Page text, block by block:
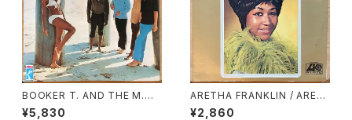
BOOKER T. AND THE M.
G.’S / SOUL LIMBO
¥5,830
ARETHA FRANKLIN / ARET
HA’S GOLD
¥2,860